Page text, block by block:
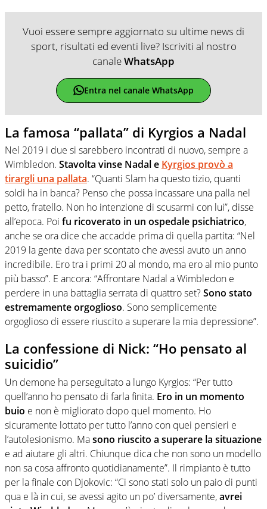
Vuoi essere sempre aggiornato su ultime news di
sport, risultati ed eventi live? Iscriviti al nostro
canaleWhatsApp
Entra nel canale WhatsApp
La famosa “pallata” di Kyrgios a Nadal
Nel 2019 i due si sarebbero incontrati di nuovo, sempre a
Wimbledon. Stavolta vinse Nadal e Kyrgios provò a
tirargli una pallata. “Quanti Slam ha questo tizio, quanti
soldi ha in banca? Penso che possa incassare una palla nel
petto, fratello. Non ho intenzione di scusarmi con lui”, disse
all’epoca. Poi fu ricoverato in un ospedale psichiatrico,
anche se ora dice che accadde prima di quella partita: “Nel
2019 la gente dava per scontato che avessi avuto un anno
incredibile. Ero tra i primi 20 al mondo, ma ero al mio punto
più basso”. E ancora: “Affrontare Nadal a Wimbledon e
perdere in una battaglia serrata di quattro set? Sono stato
estremamente orgoglioso. Sono semplicemente
orgoglioso di essere riuscito a superare la mia depressione”.
La confessione di Nick: “Ho pensato al
suicidio”
Un demone ha perseguitato a lungo Kyrgios: “Per tutto
quell’anno ho pensato di farla finita. Ero in un momento
buio e non è migliorato dopo quel momento. Ho
sicuramente lottato per tutto l’anno con quei pensieri e
l’autolesionismo. Masono riuscito a superare la situazione
e ad aiutare gli altri. Chiunque dica che non sono un modello
non sa cosa affronto quotidianamente”. Il rimpianto è tutto
per la finale con Djokovic: “Ci sono stati solo un paio di punti
qua e là in cui, se avessi agito un po’ diversamente,avrei